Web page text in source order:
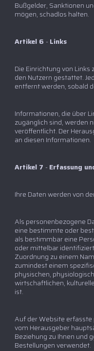
Bußgelder, Sanktionen
mögen, schadlos halten.
Artikel 6 - Links
Die Einrichtung von
den Nutzern gestattet.
entfernt werden, sobald
Informationen, die über
zugänglich sind, werden
veröffentlicht. Der
an diesen Informationen.
Artikel 7 - Erfassung
Ihre Daten werden von
Als personenbezogene
eine bestimmte oder
als bestimmbar eine
oder mittelbar
Zuordnung zu einem
zumindest einem
physischen,
wirtschaftlichen,
ist.
Auf der Website
vom Herausgeber
Beziehung zu Ihnen und
Bestellungen verwendet.